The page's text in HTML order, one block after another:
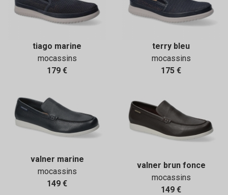
tiago marine
mocassins
179 €
terry bleu
mocassins
175 €
valner marine
mocassins
149 €
valner brun fonce
mocassins
149 €